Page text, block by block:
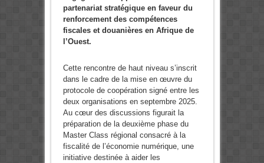
partenariat stratégique en faveur du
renforcement des compétences
fiscales et douanières en Afrique de
l’Ouest.
Cette rencontre de haut niveau s’inscrit
dans le cadre de la mise en œuvre du
protocole de coopération signé entre les
deux organisations en septembre 2025.
Au cœur des discussions figurait la
préparation de la deuxième phase du
Master Class régional consacré à la
fiscalité de l’économie numérique, une
initiative destinée à aider les